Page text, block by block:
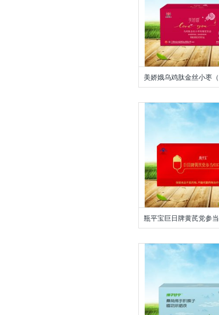
美娇娥乌鸡肽金丝小枣
瓶平宝巨日牌黄芪党参